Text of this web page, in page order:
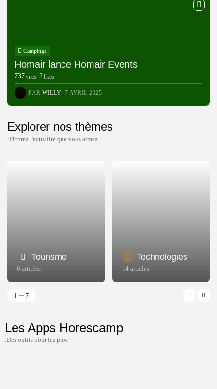
Campings
Homair lance Homair Events
737vues 2likes
PAR WILLY 7 AVRIL 2025
Explorer nos thèmes
:Picorez l'actualité que vous aimez
Tourisme
6 articles
Technologies
14 articles
1 7
Les Apps Horescamp
:Des outils pour les pros